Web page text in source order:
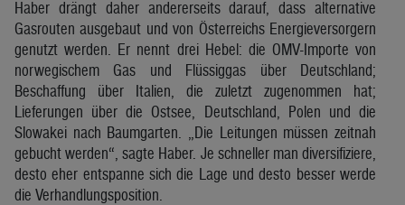
Haber drängt daher andererseits darauf, dass alternative
Gasrouten ausgebaut und von Österreichs Energieversorgern
genutzt werden. Er nennt drei Hebel: die OMV-Importe von
norwegischem Gas und Flüssiggas über Deutschland;
Beschaffung über Italien, die zuletzt zugenommen hat;
Lieferungen über die Ostsee, Deutschland, Polen und die
Slowakei nach Baumgarten. „Die Leitungen müssen zeitnah
gebucht werden“, sagte Haber. Je schneller man diversifiziere,
desto eher entspanne sich die Lage und desto besser werde
die Verhandlungsposition.